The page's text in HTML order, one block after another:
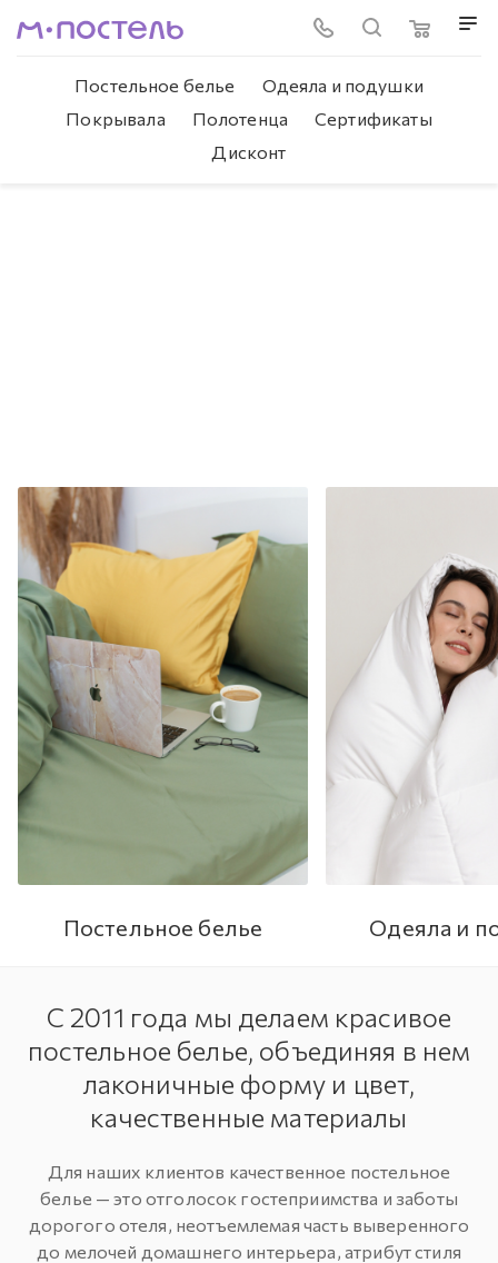
Постельное белье
Одеяла и подушки
Покрывала
Полотенца
Сертификаты
Дисконт
Постельное белье Одеяла и
С 2011 года мы делаем красивое
постельное белье, объединяя в нем
лаконичные форму и цвет,
качественные материалы
Для наших клиентов качественное постельное
белье — это отголосок гостеприимства и заботы
дорогого отеля, неотъемлемая часть выверенного
до мелочей домашнего интерьера, атрибут стиля